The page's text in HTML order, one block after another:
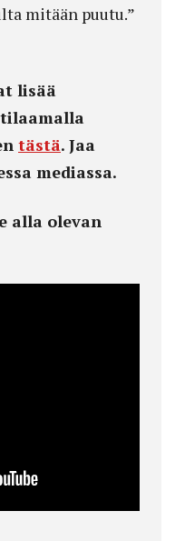
mitään puutu.”
lisää
tästä. Jaa
mediassa.
alla olevan